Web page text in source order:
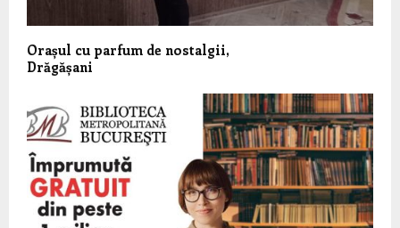
Orașul cu parfum de nostalgii,
Drăgășani